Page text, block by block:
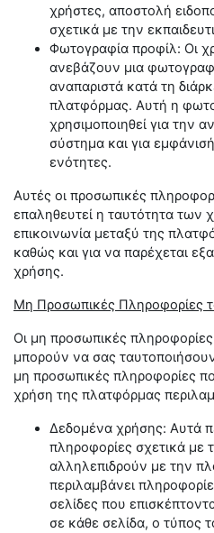
χρήστες, αποστολή
σχετικά με την
Φωτογραφία προφίλ: Οι
ανεβάζουν μια
αναπαριστά κατά τη
πλατφόρμας. Αυτή η
χρησιμοποιηθεί για την
σύστημα και για
ενότητες.
Αυτές οι προσωπικές
επαληθευτεί η ταυτότητα των
επικοινωνία μεταξύ της
καθώς και για να παρέχεται
χρήσης.
Μη Προσωπικές Πληροφορίες
Οι μη προσωπικές
μπορούν να σας
μη προσωπικές πληροφορίες
χρήση της πλατφόρμας
Δεδομένα χρήσης: Αυτά
πληροφορίες σχετικά με
αλληλεπιδρούν με την
περιλαμβάνει
σελίδες που
σε κάθε σελίδα, ο τύπος